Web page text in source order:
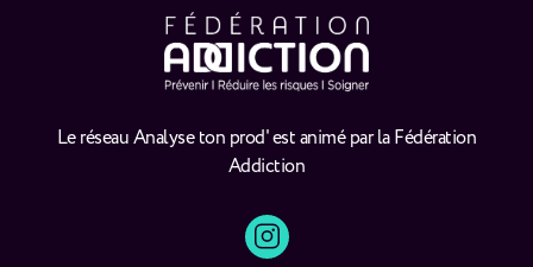
Le réseau Analyse ton prod' est animé par la Fédération
Addiction